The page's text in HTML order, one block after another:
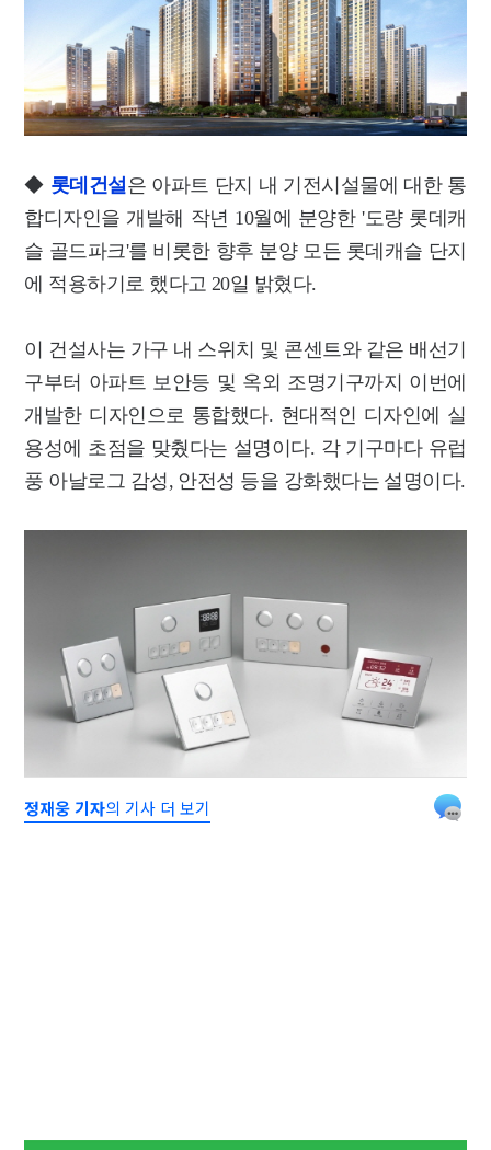
◆ 롯데건설은 아파트 단지 내 기전시설물에 대한 통
합디자인을 개발해 작년 10월에 분양한 '도량 롯데캐
슬 골드파크'를 비롯한 향후 분양 모든 롯데캐슬 단지
에 적용하기로 했다고 20일 밝혔다.
이 건설사는 가구 내 스위치 및 콘센트와 같은 배선기
구부터 아파트 보안등 및 옥외 조명기구까지 이번에
개발한 디자인으로 통합했다. 현대적인 디자인에 실
용성에 초점을 맞췄다는 설명이다. 각 기구마다 유럽
풍 아날로그 감성, 안전성 등을 강화했다는 설명이다.
정재웅 기자의 기사 더 보기